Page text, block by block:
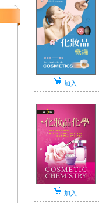
加入
加入